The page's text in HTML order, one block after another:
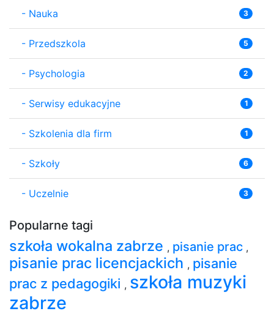
- Nauka 3
- Przedszkola 5
- Psychologia 2
- Serwisy edukacyjne 1
- Szkolenia dla firm 1
- Szkoły 6
- Uczelnie 3
Popularne tagi
szkoła wokalna zabrze , pisanie prac ,
pisanie prac licencjackich , pisanie
prac z pedagogiki , szkoła muzyki
zabrze